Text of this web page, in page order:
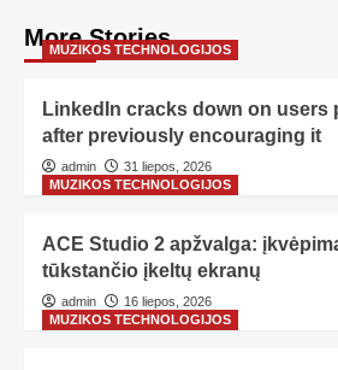
More Stories
MUZIKOS TECHNOLOGIJOS
LinkedIn cracks down on users
after previously encouraging it
admin
31 liepos, 2026
MUZIKOS TECHNOLOGIJOS
ACE Studio 2 apžvalga:
tūkstančio įkeltų ekranų
admin
16 liepos, 2026
MUZIKOS TECHNOLOGIJOS